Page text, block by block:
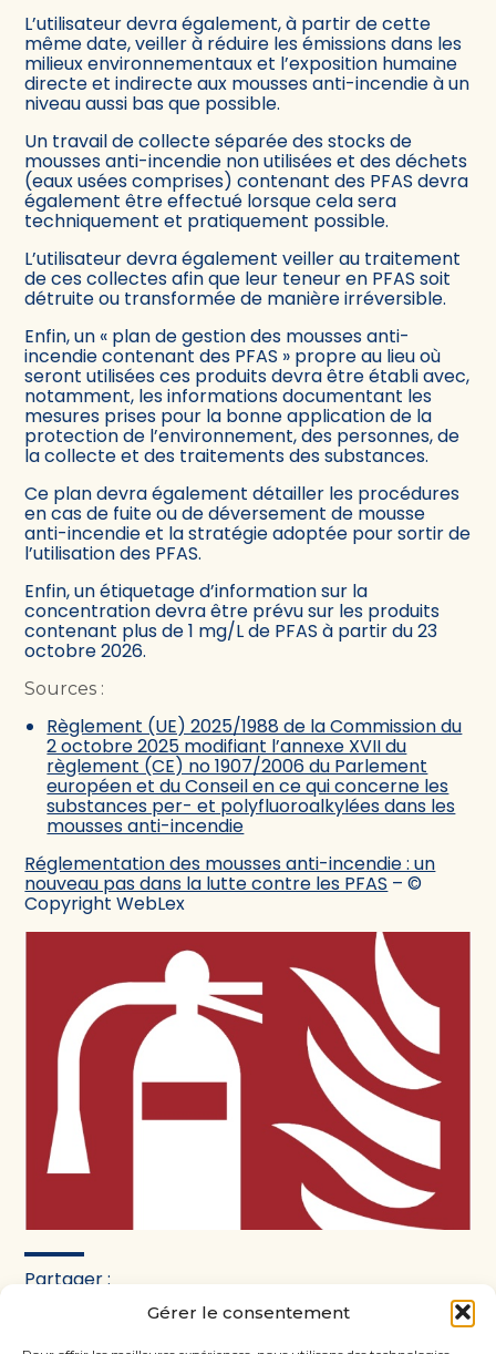
Gérer le consentement
L’utilisateur devra également, à partir de cette
même date, veiller à réduire les émissions dans les
milieux environnementaux et l’exposition humaine
directe et indirecte aux mousses anti-incendie à un
niveau aussi bas que possible.
Un travail de collecte séparée des stocks de
mousses anti-incendie non utilisées et des déchets
(eaux usées comprises) contenant des PFAS devra
également être effectué lorsque cela sera
techniquement et pratiquement possible.
L’utilisateur devra également veiller au traitement
de ces collectes afin que leur teneur en PFAS soit
détruite ou transformée de manière irréversible.
Enfin, un « plan de gestion des mousses anti-
incendie contenant des PFAS » propre au lieu où
seront utilisées ces produits devra être établi avec,
notamment, les informations documentant les
mesures prises pour la bonne application de la
protection de l’environnement, des personnes, de
la collecte et des traitements des substances.
Ce plan devra également détailler les procédures
en cas de fuite ou de déversement de mousse
anti-incendie et la stratégie adoptée pour sortir de
l’utilisation des PFAS.
Enfin, un étiquetage d’information sur la
concentration devra être prévu sur les produits
contenant plus de 1 mg/L de PFAS à partir du 23
octobre 2026.
Sources :
Règlement (UE) 2025/1988 de la Commission du
2 octobre 2025 modifiant l’annexe XVII du
règlement (CE) no 1907/2006 du Parlement
européen et du Conseil en ce qui concerne les
substances per- et polyfluoroalkylées dans les
mousses anti-incendie
Réglementation des mousses anti-incendie : un
nouveau pas dans la lutte contre les PFAS – ©
Copyright WebLex
Partager :